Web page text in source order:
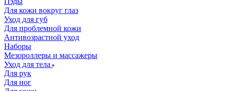
Для кожи вокруг глаз
Уход для губ
Для проблемной кожи
Антивозрастной уход
Наборы
Мезороллеры и массажеры
Уход для тела
Для рук
Для ног